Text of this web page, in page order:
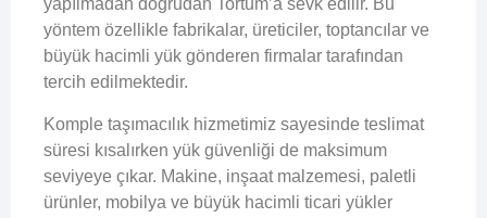
yapılmadan doğrudan Tortum’a sevk edilir. Bu
yöntem özellikle fabrikalar, üreticiler, toptancılar ve
büyük hacimli yük gönderen firmalar tarafından
tercih edilmektedir.
Komple taşımacılık hizmetimiz sayesinde teslimat
süresi kısalırken yük güvenliği de maksimum
seviyeye çıkar. Makine, inşaat malzemesi, paletli
ürünler, mobilya ve büyük hacimli ticari yükler